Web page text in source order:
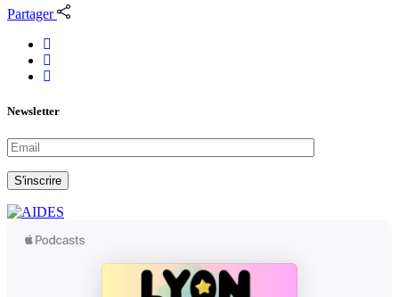
Partager
Newsletter
S'inscrire